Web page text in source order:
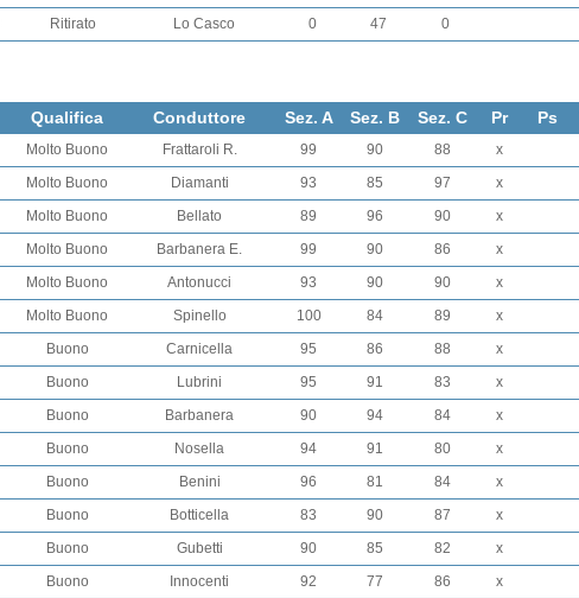
Ritirato Lo Casco 0 47 0
Qualifica Conduttore Sez. A Sez. B Sez. C Pr Ps
Molto Buono Frattaroli R. 99 90 88 x
Molto Buono Diamanti 93 85 97 x
Molto Buono Bellato 89 96 90 x
Molto Buono Barbanera E. 99 90 86 x
Molto Buono Antonucci 93 90 90 x
Molto Buono Spinello 100 84 89 x
Buono Carnicella 95 86 88 x
Buono Lubrini 95 91 83 x
Buono Barbanera 90 94 84 x
Buono Nosella 94 91 80 x
Buono Benini 96 81 84 x
Buono Botticella 83 90 87 x
Buono Gubetti 90 85 82 x
Buono Innocenti 92 77 86 x